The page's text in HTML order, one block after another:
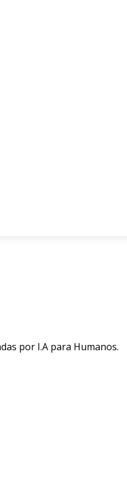
por I.A para Humanos.